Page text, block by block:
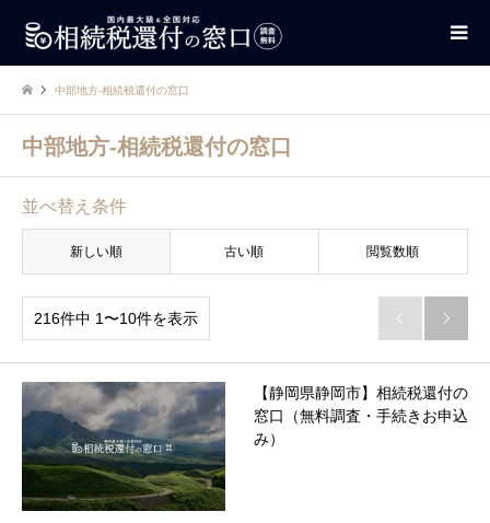
中部地方-相続税還付の窓口
中部地方-相続税還付の窓口
並べ替え条件
新しい順 古い順 閲覧数順
216件中 1〜10件を表示  
【静岡県静岡市】相続税還付の
窓口（無料調査・手続きお申込
み）